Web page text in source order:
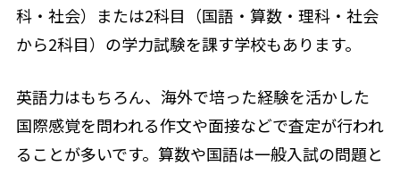
科・社会）または2科目（国語・算数・理科・社会
から2科目）の学力試験を課す学校もあります。
英語力はもちろん、海外で培った経験を活かした
国際感覚を問われる作文や面接などで査定が行われ
ることが多いです。算数や国語は一般入試の問題と